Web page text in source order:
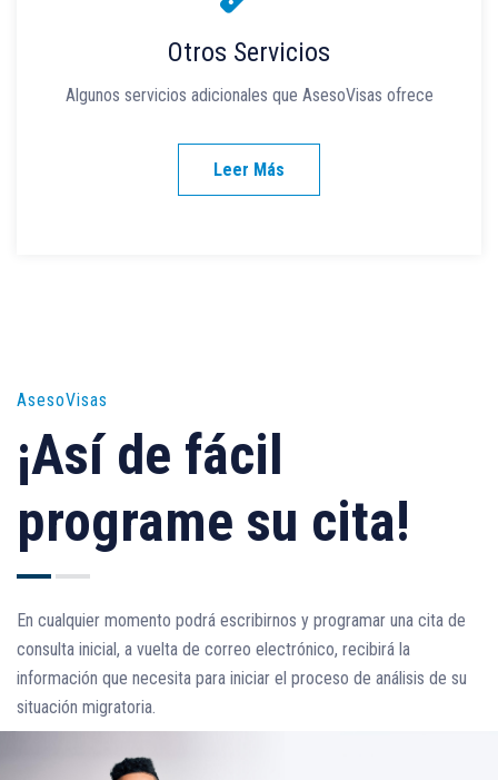
Otros Servicios
Algunos servicios adicionales que AsesoVisas ofrece
Leer Más
AsesoVisas
¡Así de fácil
programe su cita!
En cualquier momento podrá escribirnos y programar una cita de
consulta inicial, a vuelta de correo electrónico, recibirá la
información que necesita para iniciar el proceso de análisis de su
situación migratoria.